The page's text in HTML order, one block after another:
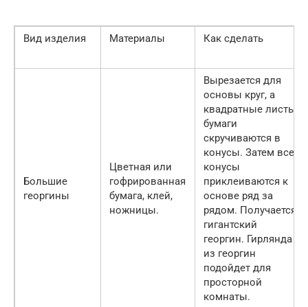
Вид изделия Материалы Как сделать
Большие
георгины
Цветная или
гофрированная
бумага, клей,
ножницы.
Вырезается для
основы круг, а
квадратные листы
бумаги
скручиваются в
конусы. Затем все
конусы
приклеиваются к
основе ряд за
рядом. Получается
гигантский
георгин. Гирлянда
из георгин
подойдет для
просторной
комнаты.